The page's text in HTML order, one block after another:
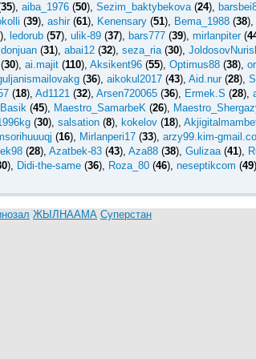
35), aiba_1976 (50), Sezim_baktybekova(24),
(39), ashir(61), Kenensary (51), Bema_1988 (38),
), ledorub (57), ulik-89 (37), bars777 (39), mirlanpiter(
donjuan (31), abai12 (32), seza_ria(30),
(30), ai.majit (110), Aksikent96 (55), Optimus88 (38),
(36), aikokul2017 (43), Aid.nur(28),
(18), Ad1121 (32), Arsen720065 (36), Ermek.S (28),
Basik (45), Maestro_SamarbeK (26),
(30), salsation (8), kokelov (18),
(16), Mirlanperi17 (33), arzy99.kim-
(28), Azatbek-83 (43), Aza88 (38), Gulizaa(41),
), Didi-the-same (36), Roza_80 (46), neseptikcom (49
ЖЫЛНААМА Суперстан